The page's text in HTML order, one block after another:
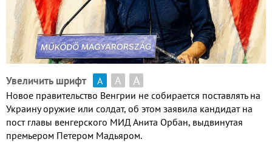
Увеличить шрифт А А А
Новое правительство Венгрии не собирается поставлять на
Украину оружие или солдат, об этом заявила кандидат на
пост главы венгерского МИД Анита Орбан, выдвинутая
премьером Петером Мадьяром.